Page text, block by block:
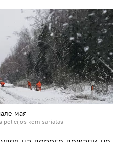
мая
policijos komisariatas